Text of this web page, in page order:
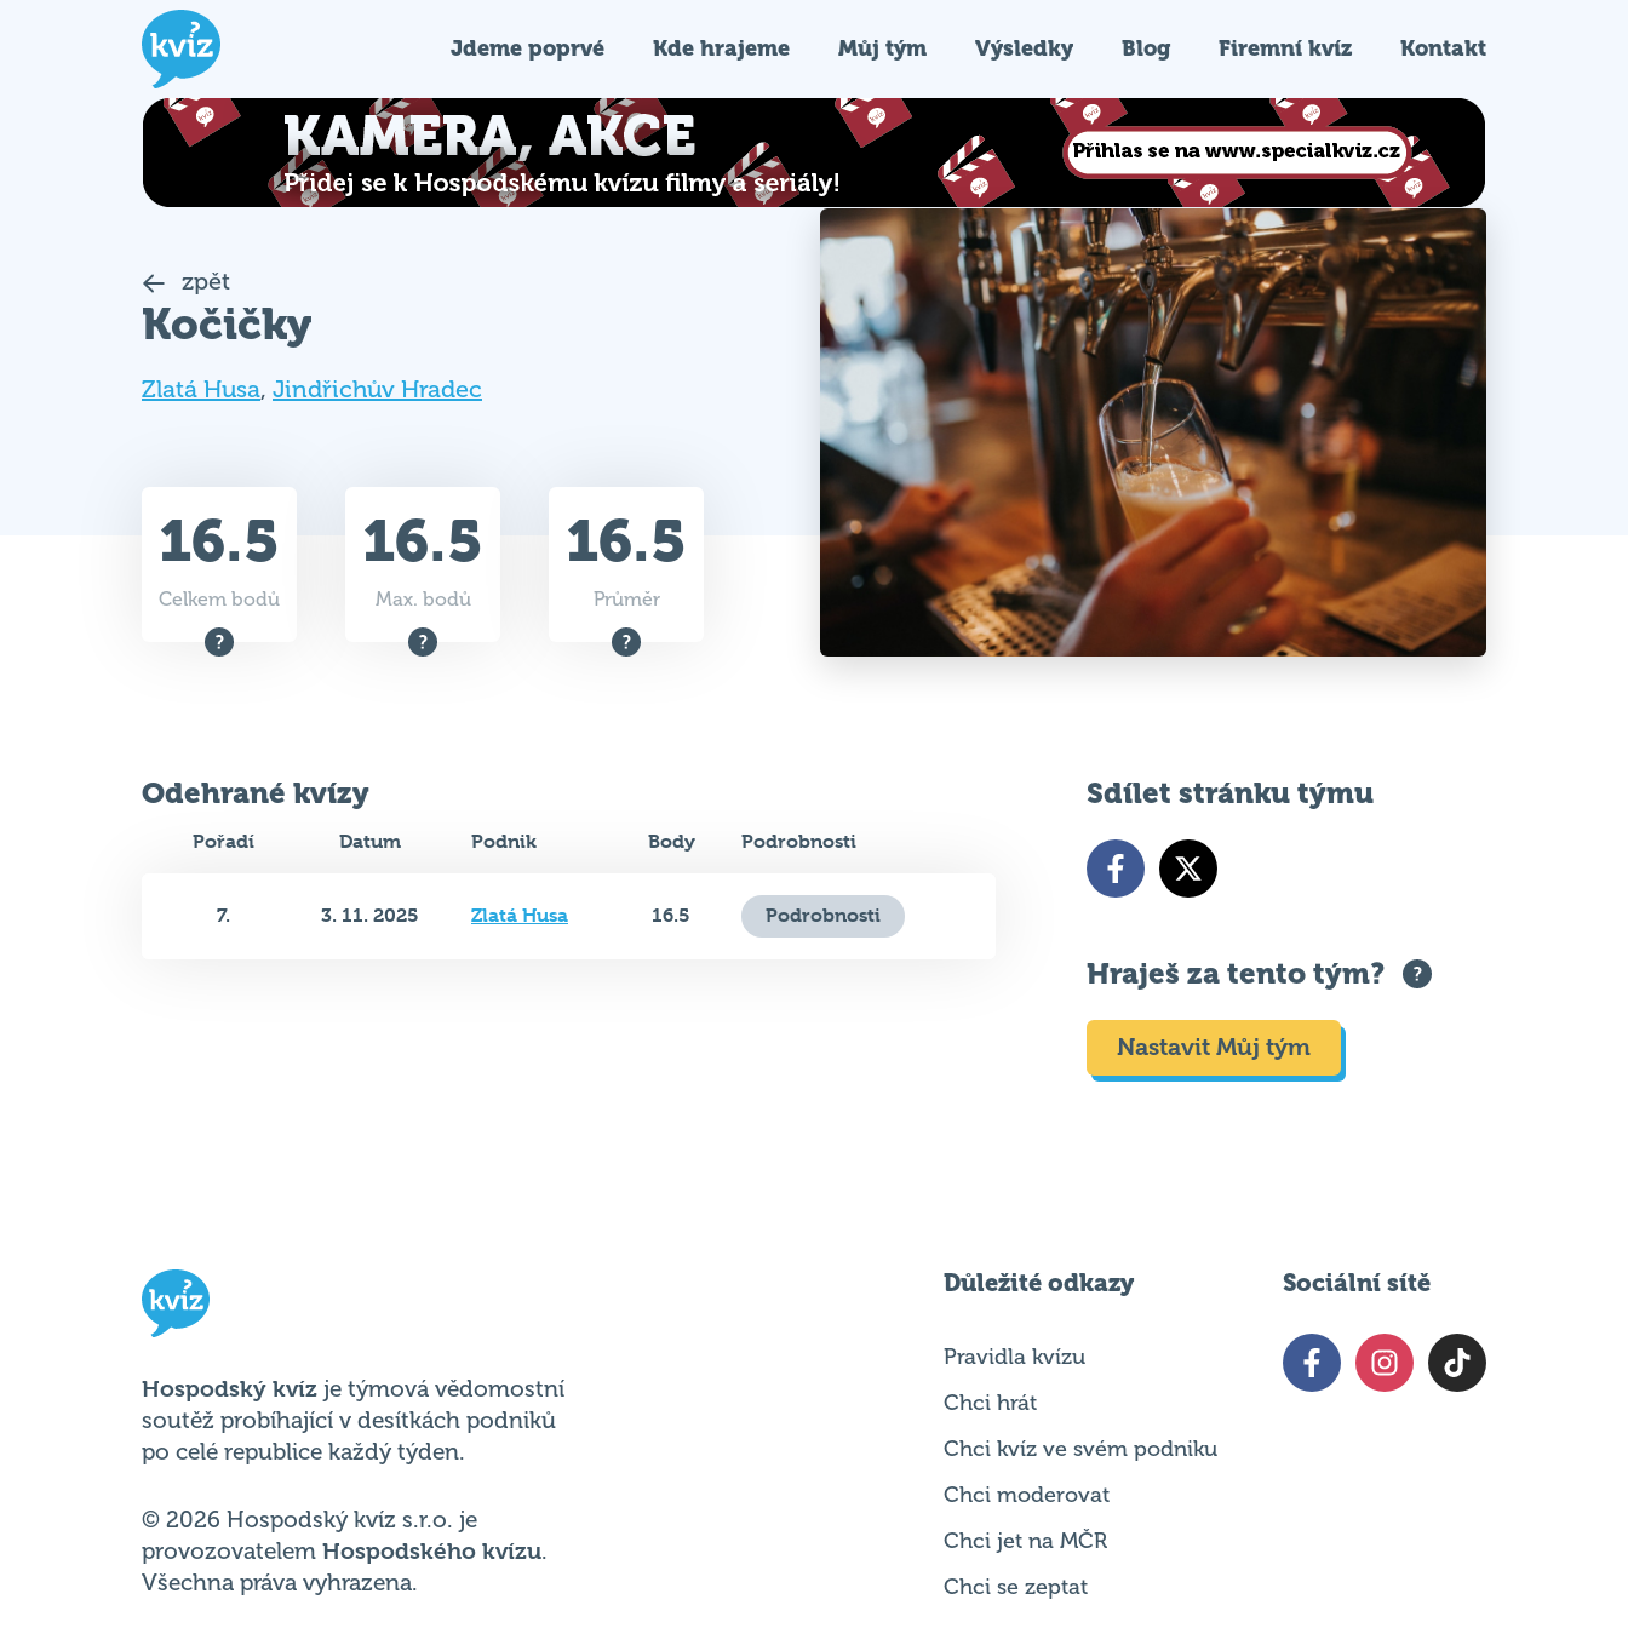
Jdeme poprvé Kde hrajeme Můj tým Výsledky Blog Firemní kvíz Kontakt
zpět
Kočičky
Zlatá Husa, Jindřichův Hradec
16.5
Celkem bodů
16.5
Max. bodů
16.5
Průměr
Odehrané kvízy
Pořadí Datum Podnik Body Podrobnosti
7. 3. 11. 2025 Zlatá Husa 16.5 Podrobnosti
Sdílet stránku týmu
Hraješ za tento tým?
Nastavit Můj tým
Hospodský kvíz je týmová vědomostní
soutěž probíhající v desítkách podniků
po celé republice každý týden.
© 2026 Hospodský kvíz s.r.o. je
provozovatelem Hospodského kvízu.
Všechna práva vyhrazena.
Důležité odkazy
Pravidla kvízu
Chci hrát
Chci kvíz ve svém podniku
Chci moderovat
Chci jet na MČR
Chci se zeptat
Sociální sítě